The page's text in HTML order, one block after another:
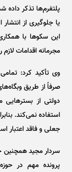
پلتفرم‌ها تذکر داده
یا جلوگیری از
این سکو‌ها با
مجرمانه اقدامات
وی تأکید کرد:
صرفاً از طریق
دولتی از بستر‌هایی
استفاده نمی‌کند.
جعلی و فاقد اعتبار
پرونده مهم در